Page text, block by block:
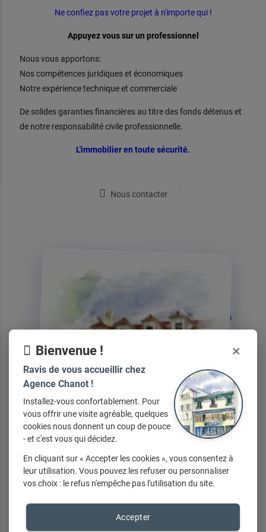
Ne confiez pas votre projet à n'importe qui !
Appuyez vous sur un professionnel
Nous vous apportons:
Nos compétences juridiques et économiques
Notre expérience technique et commerciale
De solides garanties financières au titre des fonds détenus et
de notre responsabilité civile professionnelle.
L'immobilier en toute sécurité.
Nous contacter
Bienvenue ! ×
Ravis de vous accueillir chez
Agence Chanot !
Installez-vous confortablement. Pour
vous offrir une visite agréable, quelques
cookies nous donnent un coup de pouce
- et c'est vous qui décidez.
En cliquant sur « Accepter les cookies », vous consentez à
leur utilisation. Vous pouvez les refuser ou personnaliser
vos choix : le refus n'empêche pas l'utilisation du site.
Accepter